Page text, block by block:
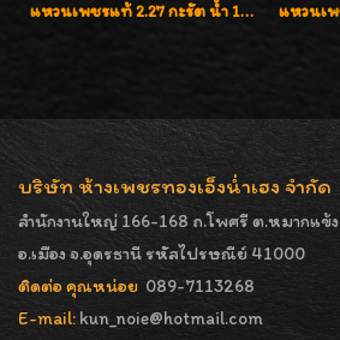
แหวนเพชรแท้ 2.27 กะรัต น้ำ 100% เบลเยี่ยมคัท ลวดลายดอกกุหลาบหรู
บริษัท ห้างเพชรทองเอ็งน่ำเฮง จำกัด
สำนักงานใหญ่ 166-168 ถ.โพศรี ต.หมากแข้ง
อ.เมือง จ.อุดรธานี รหัสไปรษณีย์ 41000
ติดต่อ คุณหน่อย 089-7113268
E-mail: kun_noie@hotmail.com